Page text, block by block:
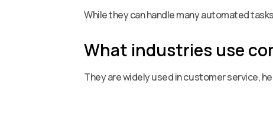
While they can handle many automated
What industries use
They are widely used in customer service,